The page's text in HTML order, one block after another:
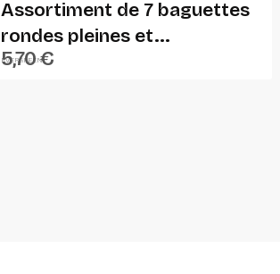
Assortiment de 7 baguettes
rondes pleines et...
EVERGREEN
5,70 €